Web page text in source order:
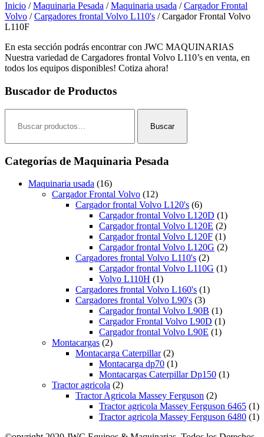
Inicio /Maquinaria Pesada /Maquinaria usada /Cargador Frontal
Volvo /Cargadores frontal Volvo L110's / Cargador Frontal Volvo
L110F
En esta sección podrás encontrar con JWC MAQUINARIAS
Nuestra variedad de Cargadores frontal Volvo L110’s en venta, en
todos los equipos disponibles! Cotiza ahora!
Buscador de Productos
por:
Buscar
Categorías de Maquinaria Pesada
Maquinaria usada (16)
Cargador Frontal Volvo (12)
Cargador frontal Volvo L120's (6)
Cargador frontal Volvo L120D (1)
Cargador frontal Volvo L120E (2)
Cargador frontal Volvo L120F (1)
Cargador frontal Volvo L120G (2)
Cargadores frontal Volvo L110's (2)
Cargador frontal Volvo L110G (1)
Volvo L110H (1)
Cargadores frontal Volvo L160's (1)
Cargadores frontal Volvo L90's (3)
Cargador frontal Volvo L90B (1)
Cargador Frontal Volvo L90D (1)
Cargador frontal Volvo L90E (1)
Montacargas (2)
Montacarga Caterpillar (2)
Montacarga dp70 (1)
Montacargas Caterpillar Dp150 (1)
Tractor agricola (2)
Tractor Agricola Massey Ferguson (2)
Tractor agricola Massey Ferguson 6465 (1)
Tractor agricola Massey Ferguson 6480 (1)